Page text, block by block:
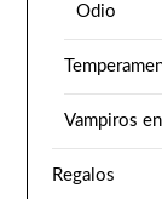
Odio
Vampiros
Regalos